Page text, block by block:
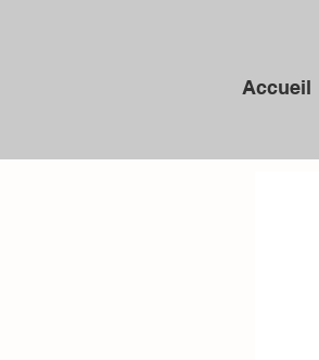
Accueil